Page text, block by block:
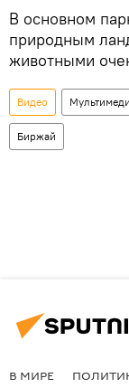
В основном
природным
животными
Видео
Биржай
В МИРЕ